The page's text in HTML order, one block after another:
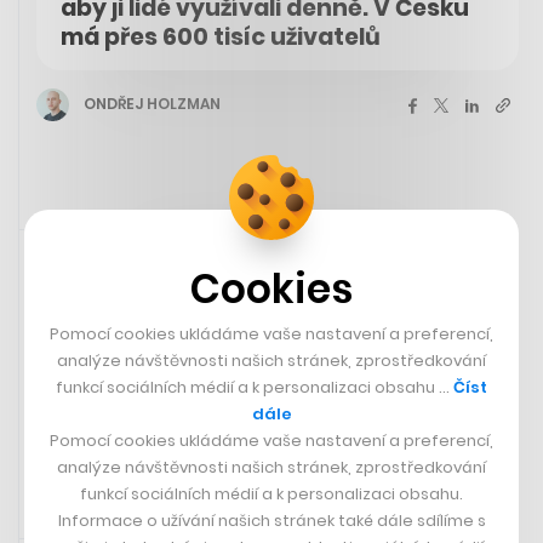
aby ji lidé využívali denně. V Česku
má přes 600 tisíc uživatelů
ONDŘEJ HOLZMAN
Newsletter
🚀 Máme tu další event ze
série CC Startupy
Odebírat Reality Check
11. 10. 2023 11:37 Rychlá zpráva
Cookies
Pomocí cookies ukládáme vaše nastavení a preferencí,
analýze návštěvnosti našich stránek, zprostředkování
funkcí sociálních médií a k personalizaci obsahu … Číst
dále
Pomocí cookies ukládáme vaše nastavení a preferencí,
analýze návštěvnosti našich stránek, zprostředkování
funkcí sociálních médií a k personalizaci obsahu.
Informace o užívání našich stránek také dále sdílíme s